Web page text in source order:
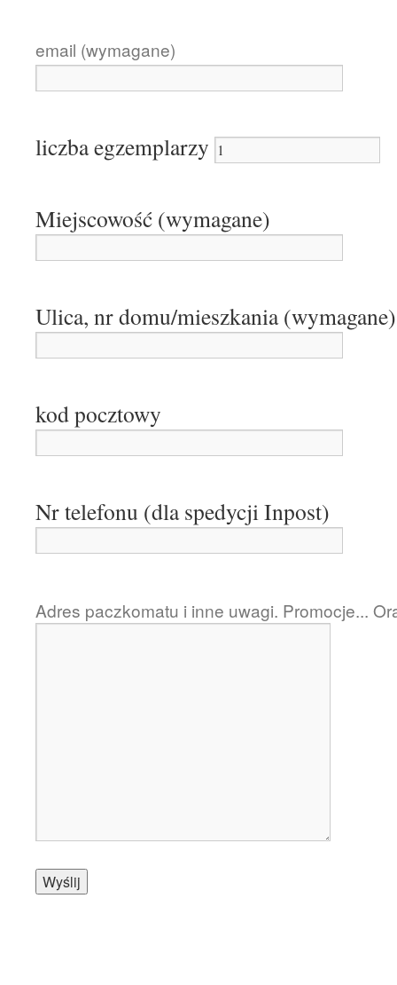
email (wymagane)
liczba egzemplarzy
Miejscowość (wymagane)
Ulica, nr domu/mieszkania (wymagane)
kod pocztowy
Nr telefonu (dla spedycji Inpost)
Adres paczkomatu i inne uwagi. Promocje...